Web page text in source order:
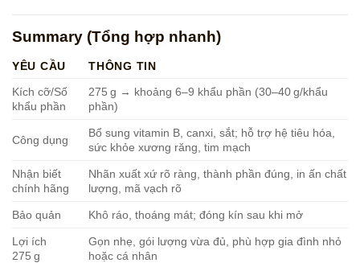
Summary (Tổng hợp nhanh)
YÊU CẦU
THÔNG TIN
Kích cỡ/Số
khẩu phần
275 g → khoảng 6–9 khẩu phần (30–40 g/khẩu
phần)
Công dụng
Bổ sung vitamin B, canxi, sắt; hỗ trợ hệ tiêu hóa,
sức khỏe xương răng, tim mạch
Nhận biết
chính hãng
Nhãn xuất xứ rõ ràng, thành phần đúng, in ấn chất
lượng, mã vạch rõ
Bảo quản Khô ráo, thoáng mát; đóng kín sau khi mở
Lợi ích
275 g
Gọn nhẹ, gói lượng vừa đủ, phù hợp gia đình nhỏ
hoặc cá nhân